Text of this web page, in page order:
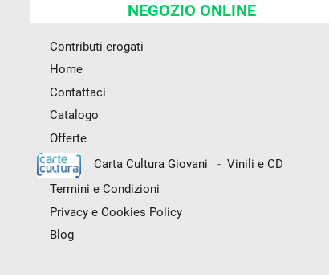
NEGOZIO ONLINE
Contributi erogati
Home
Contattaci
Catalogo
Offerte
Carta Cultura Giovani
- Vinili e CD
Termini e Condizioni
Privacy e Cookies Policy
Blog